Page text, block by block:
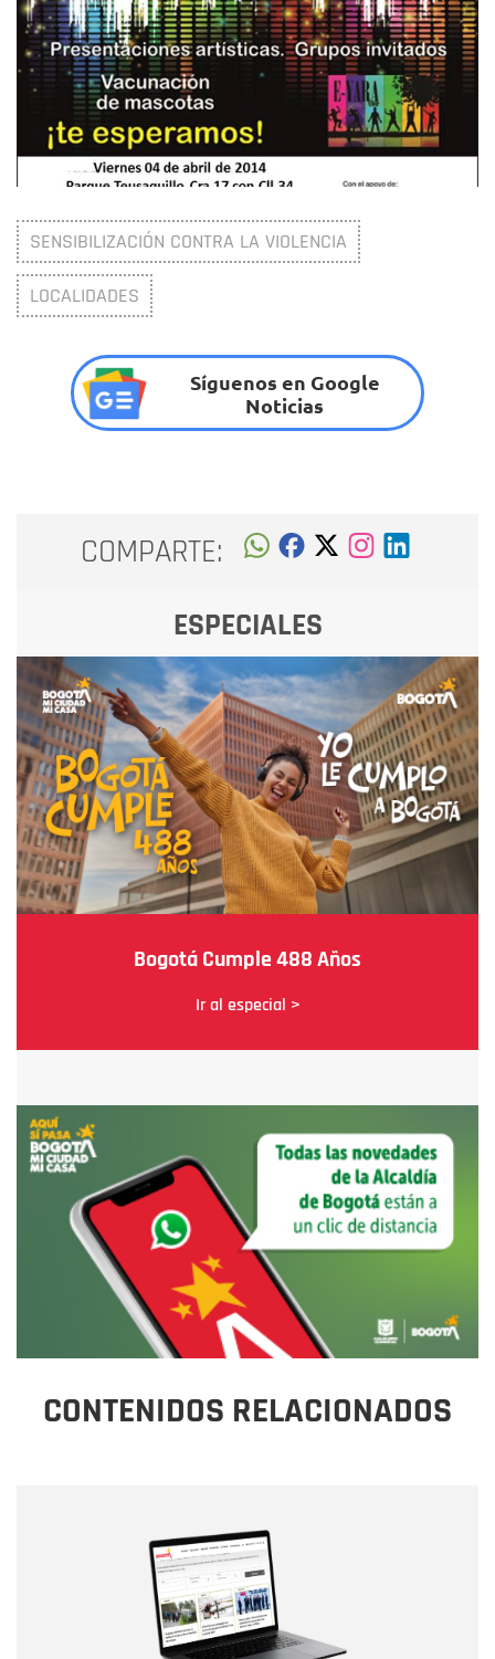
SENSIBILIZACIÓN CONTRA LA VIOLENCIA
LOCALIDADES
Síguenos en Google
Noticias
COMPARTE:
ESPECIALES
Bogotá Cumple 488 Años
Ir al especial >
CONTENIDOS RELACIONADOS
Correo electrónico